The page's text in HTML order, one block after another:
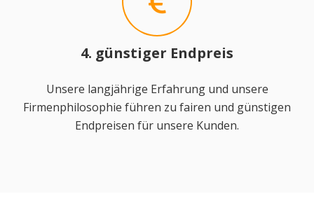
4. günstiger Endpreis
Unsere langjährige Erfahrung und unsere
Firmenphilosophie führen zu fairen und günstigen
Endpreisen für unsere Kunden.